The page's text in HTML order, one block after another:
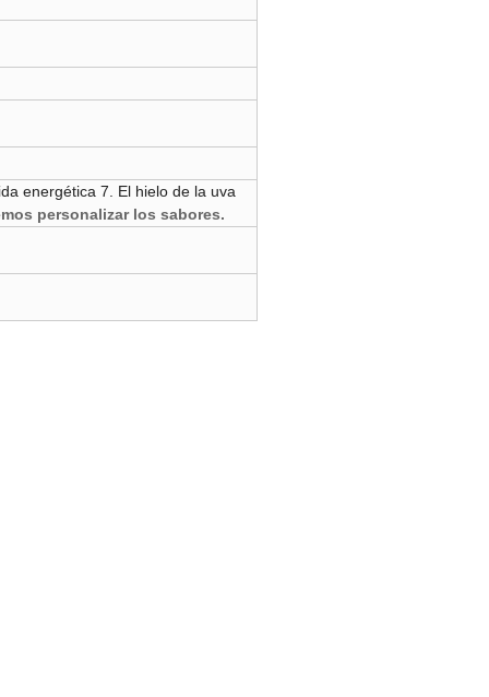
energética 7. El hielo de la uva
personalizar los sabores.